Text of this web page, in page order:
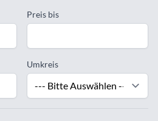
Preis bis
Umkreis